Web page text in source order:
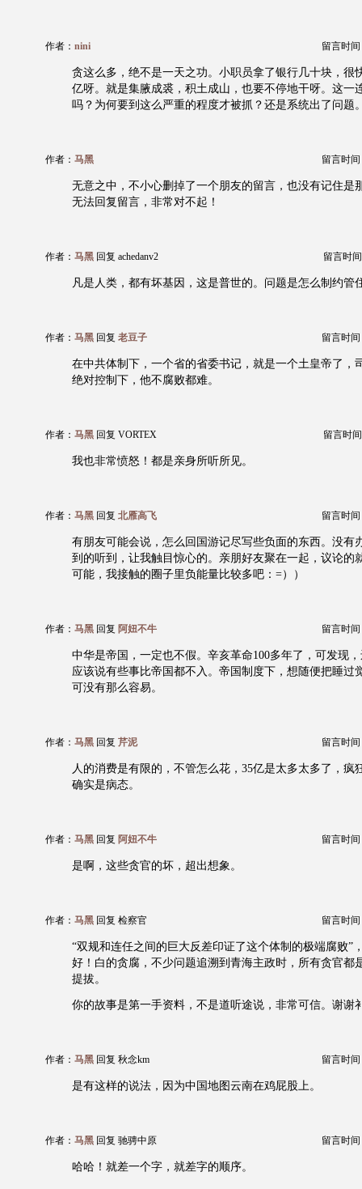
作者： nini 留言时间
贪这么多，绝不是一天之功。小职员拿了银行几十块，很
亿呀。就是集腋成裘，积土成山，也要不停地干呀。这一
吗？为何要到这么严重的程度才被抓？还是系统出了问题
作者： 马黑 留言时间
无意之中，不小心删掉了一个朋友的留言，也没有记住是
无法回复留言，非常对不起！
作者： 马黑 回复 achedanv2 留言时
凡是人类，都有坏基因，这是普世的。问题是怎么制约管
作者： 马黑 回复 老豆子 留言时间
在中共体制下，一个省的省委书记，就是一个土皇帝了，
绝对控制下，他不腐败都难。
作者： 马黑 回复 VORTEX 留言时
我也非常愤怒！都是亲身所听所见。
作者： 马黑 回复 北雁高飞 留言时间
有朋友可能会说，怎么回国游记尽写些负面的东西。没有
到的听到，让我触目惊心的。亲朋好友聚在一起，议论的
可能，我接触的圈子里负能量比较多吧：=））
作者： 马黑 回复 阿妞不牛 留言时间
中华是帝国，一定也不假。辛亥革命100多年了，可发现
应该说有些事比帝国都不入。帝国制度下，想随便把睡过
可没有那么容易。
作者： 马黑 回复 芹泥 留言时间
人的消费是有限的，不管怎么花，35亿是太多太多了，疯
确实是病态。
作者： 马黑 回复 阿妞不牛 留言时间
是啊，这些贪官的坏，超出想象。
作者： 马黑 回复 检察官 留言时间
“双规和连任之间的巨大反差印证了这个体制的极端腐败”
好！白的贪腐，不少问题追溯到青海主政时，所有贪官都
提拔。
你的故事是第一手资料，不是道听途说，非常可信。谢谢
作者： 马黑 回复 秋念km 留言时间
是有这样的说法，因为中国地图云南在鸡屁股上。
作者： 马黑 回复 驰骋中原 留言时间
哈哈！就差一个字，就差字的顺序。